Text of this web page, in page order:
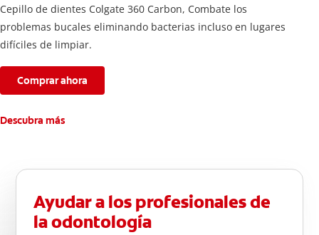
Cepillo de dientes Colgate 360 ​​Carbon, Combate los
problemas bucales eliminando bacterias incluso en lugares
difíciles de limpiar.
Comprar ahora
Descubra más
Ayudar a los profesionales de
la odontología